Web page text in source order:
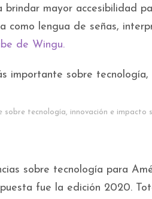
brindar mayor accesibilidad
como lengua de señas,
de Wingu.
tecnología, innovación e impacto
sobre tecnología para
fue la edición 2020.